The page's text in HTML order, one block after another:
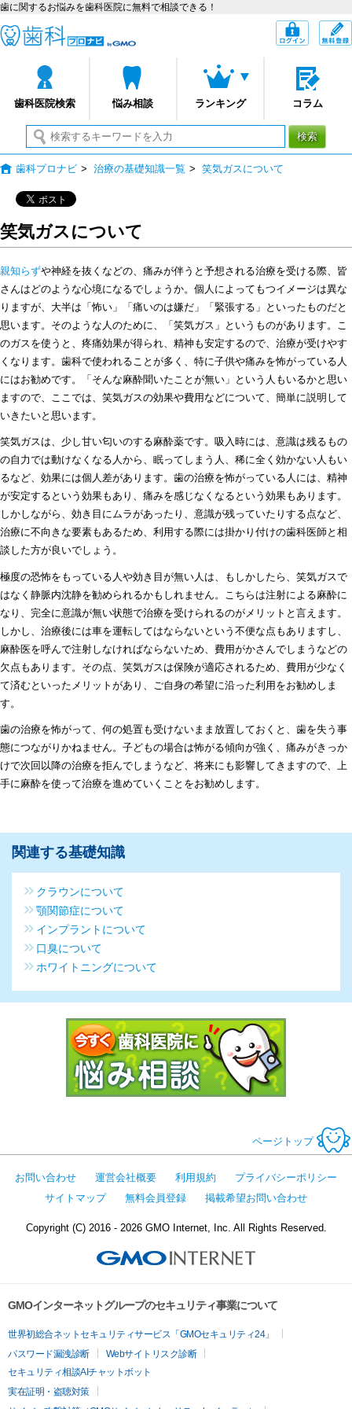
歯に関するお悩みを歯科医院に無料で相談できる！
歯科医院検索 悩み相談 ランキング コラム
ログイン
検索
歯科プロナビ > 治療の基礎知識一覧 > 笑気ガスについて
笑気ガスについて
親知らずや神経を抜くなどの、痛みが伴うと予想される治療を受ける際、皆
さんはどのような心境になるでしょうか。個人によってもつイメージは異な
りますが、大半は「怖い」「痛いのは嫌だ」「緊張する」といったものだと
思います。そのような人のために、「笑気ガス」というものがあります。こ
のガスを使うと、疼痛効果が得られ、精神も安定するので、治療が受けやす
くなります。歯科で使われることが多く、特に子供や痛みを怖がっている人
にはお勧めです。「そんな麻酔聞いたことが無い」という人もいるかと思い
ますので、ここでは、笑気ガスの効果や費用などについて、簡単に説明して
いきたいと思います。
笑気ガスは、少し甘い匂いのする麻酔薬です。吸入時には、意識は残るもの
の自力では動けなくなる人から、眠ってしまう人、稀に全く効かない人もい
るなど、効果には個人差があります。歯の治療を怖がっている人には、精神
が安定するという効果もあり、痛みを感じなくなるという効果もあります。
しかしながら、効き目にムラがあったり、意識が残っていたりする点など、
治療に不向きな要素もあるため、利用する際には掛かり付けの歯科医師と相
談した方が良いでしょう。
極度の恐怖をもっている人や効き目が無い人は、もしかしたら、笑気ガスで
はなく静脈内沈静を勧められるかもしれません。こちらは注射による麻酔に
なり、完全に意識が無い状態で治療を受けられるのがメリットと言えます。
しかし、治療後には車を運転してはならないという不便な点もありますし、
麻酔医を呼んで注射しなければならないため、費用がかさんでしまうなどの
欠点もあります。その点、笑気ガスは保険が適応されるため、費用が少なく
て済むといったメリットがあり、ご自身の希望に沿った利用をお勧めしま
す。
歯の治療を怖がって、何の処置も受けないまま放置しておくと、歯を失う事
態につながりかねません。子どもの場合は怖がる傾向が強く、痛みがきっか
けで次回以降の治療を拒んでしまうなど、将来にも影響してきますので、上
手に麻酔を使って治療を進めていくことをお勧めします。
関連する基礎知識
クラウンについて
顎関節症について
インプラントについて
口臭について
ホワイトニングについて
ページトップ
お問い合わせ 運営会社概要 利用規約
プライバシーポリシー
サイトマップ
無料会員登録 掲載希望お問い合わせ
Copyright (C) 2016 - 2026 GMO Internet, Inc. All Rights Reserved.
GMOインターネットグループのセキュリティ事業について
世界初総合ネットセキュリティサービス「GMOセキュリティ24」
パスワード漏洩診断
Webサイトリスク診断
セキュリティ相談AIチャットボット
実在証明・盗聴対策